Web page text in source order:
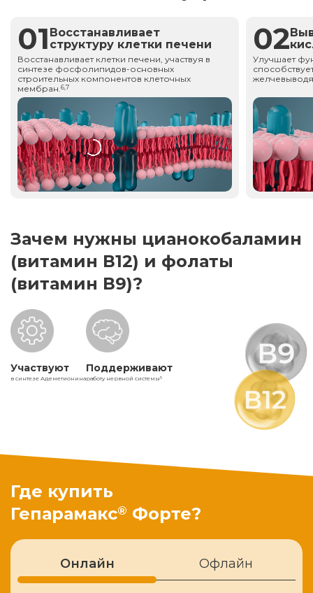
01 Восстанавливает
структуру клетки печени
Восстанавливает клетки печени, участвуя в
синтезе фосфолипидов-основных
строительных компонентов клеточных
мембран.6,7
02
Улучшает
Зачем нужны цианокобаламин
(витамин В12) и фолаты
(витамин В9)?
Участвуют
в синтезе Адеметионина
Поддерживают
работу нервной системы5
Где купить
Гепарамакс® Форте?
Онлайн Офлайн